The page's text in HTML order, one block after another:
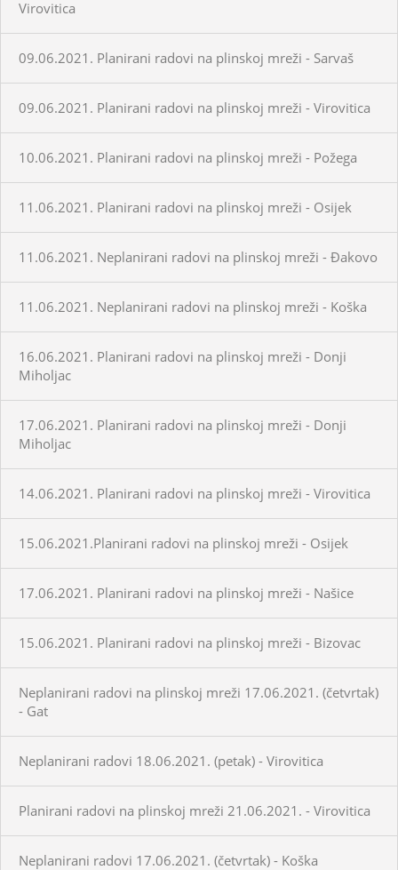
Virovitica
09.06.2021. Planirani radovi na plinskoj mreži - Sarvaš
09.06.2021. Planirani radovi na plinskoj mreži - Virovitica
10.06.2021. Planirani radovi na plinskoj mreži - Požega
11.06.2021. Planirani radovi na plinskoj mreži - Osijek
11.06.2021. Neplanirani radovi na plinskoj mreži - Đakovo
11.06.2021. Neplanirani radovi na plinskoj mreži - Koška
16.06.2021. Planirani radovi na plinskoj mreži - Donji
Miholjac
17.06.2021. Planirani radovi na plinskoj mreži - Donji
Miholjac
14.06.2021. Planirani radovi na plinskoj mreži - Virovitica
15.06.2021.Planirani radovi na plinskoj mreži - Osijek
17.06.2021. Planirani radovi na plinskoj mreži - Našice
15.06.2021. Planirani radovi na plinskoj mreži - Bizovac
Neplanirani radovi na plinskoj mreži 17.06.2021. (četvrtak)
- Gat
Neplanirani radovi 18.06.2021. (petak) - Virovitica
Planirani radovi na plinskoj mreži 21.06.2021. - Virovitica
Neplanirani radovi 17.06.2021. (četvrtak) - Koška